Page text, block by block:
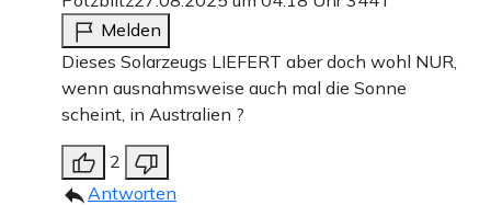
Melden
Dieses Solarzeugs LIEFERT aber doch wohl NUR,
wenn ausnahmsweise auch mal die Sonne
scheint, in Australien ?
2
Antworten